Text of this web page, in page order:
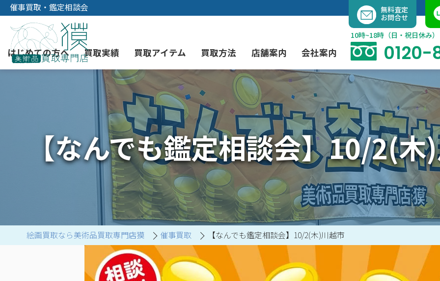
容
キ
ッ
催事買取・鑑定相談会
はじめての方へ
初めての美術品売却 よくあるご質問
YOUTUBE instagram
買取実績 買取アイテム
現代アート買取
骨董品買取 茶道具買取
西洋アンティーク買取 彫刻・ブロンズ買取
工芸品買取
ブランド家具買取 買取アイテム一覧はこちら
買取方法
出張買取（無料）
宅配・郵送買取 業者間オークション出品代行
時価評価サービス
店舗案内
大阪店
会社案内
当社の特徴
消費者志向自主宣言
無料査定
お問合せ
10時~18時（日・祝日休み）
【なんでも鑑定相談会】10/2(木
絵画買取なら美術品買取専門店獏 催事買取 【なんでも鑑定相談会】10/2(木)川越市